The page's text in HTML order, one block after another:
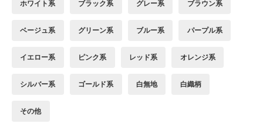
ホワイト系 ブラック系 グレー系 ブラウン系
ベージュ系 グリーン系 ブルー系 パープル系
イエロー系 ピンク系 レッド系 オレンジ系
シルバー系 ゴールド系 白無地 白織柄
その他